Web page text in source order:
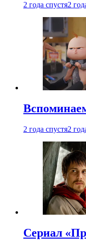
2 года спустя2
2 года спустя2
Сериал